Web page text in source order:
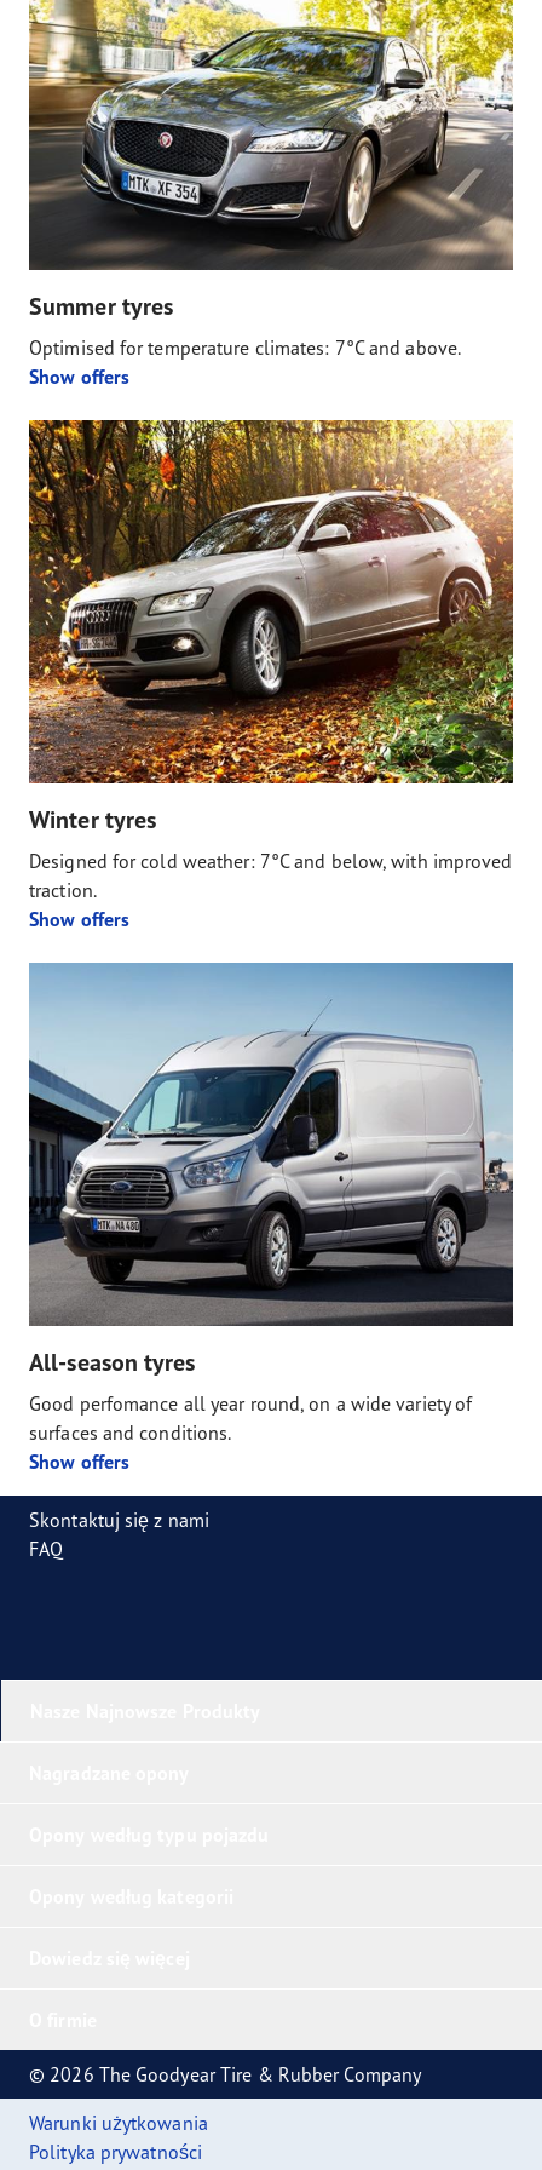
Summer tyres
Optimised for temperature climates: 7°C and above.
Show offers
Winter tyres
Designed for cold weather: 7°C and below, with improved
traction.
Show offers
All-season tyres
Good perfomance all year round, on a wide variety of
surfaces and conditions.
Show offers
Skontaktuj się z nami
FAQ
© 2026 The Goodyear Tire & Rubber Company
Warunki użytkowania
Polityka prywatności